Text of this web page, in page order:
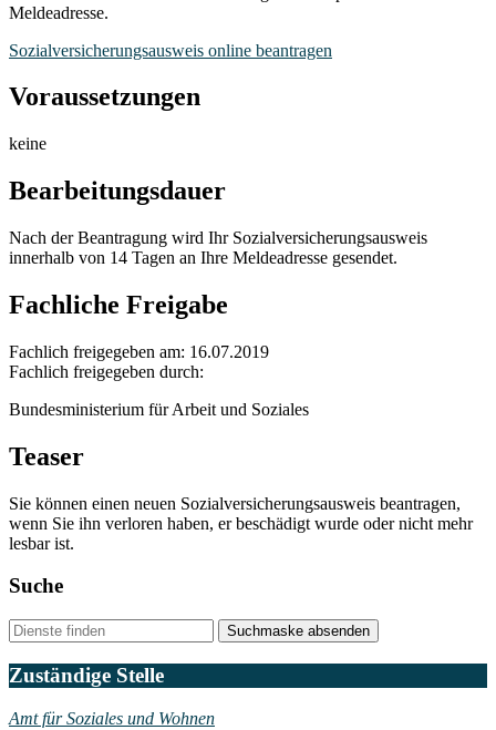
Meldeadresse.
Sozialversicherungsausweis online beantragen
Voraussetzungen
keine
Bearbeitungsdauer
Nach der Beantragung wird Ihr Sozialversicherungsausweis
innerhalb von 14 Tagen an Ihre Meldeadresse gesendet.
Fachliche Freigabe
Fachlich freigegeben am: 16.07.2019
Fachlich freigegeben durch:
Bundesministerium für Arbeit und Soziales
Teaser
Sie können einen neuen Sozialversicherungsausweis beantragen,
wenn Sie ihn verloren haben, er beschädigt wurde oder nicht mehr
lesbar ist.
Suche
Suchmaske absenden
Zuständige Stelle
Amt für Soziales und Wohnen